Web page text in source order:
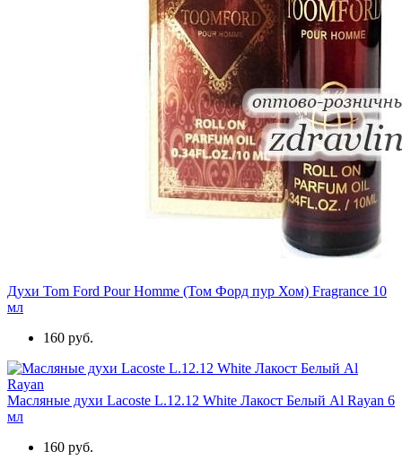
Духи Tom Ford Pour Homme (Том Форд пур Хом) Fragrance 10
мл
160 руб.
Масляные духи Lacoste L.12.12 White Лакост Белый Al Rayan 6
мл
160 руб.